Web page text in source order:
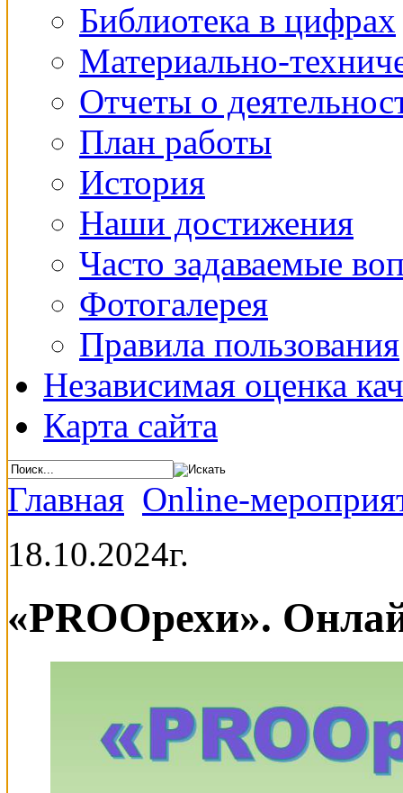
Библиотека в цифрах
Материально-
Отчеты о
План работы
История
Наши достижения
Часто задаваемые
Фотогалерея
Правила пользования
Независимая оценка
Карта сайта
Главная Online-
18.10.2024г.
«PROОрехи».